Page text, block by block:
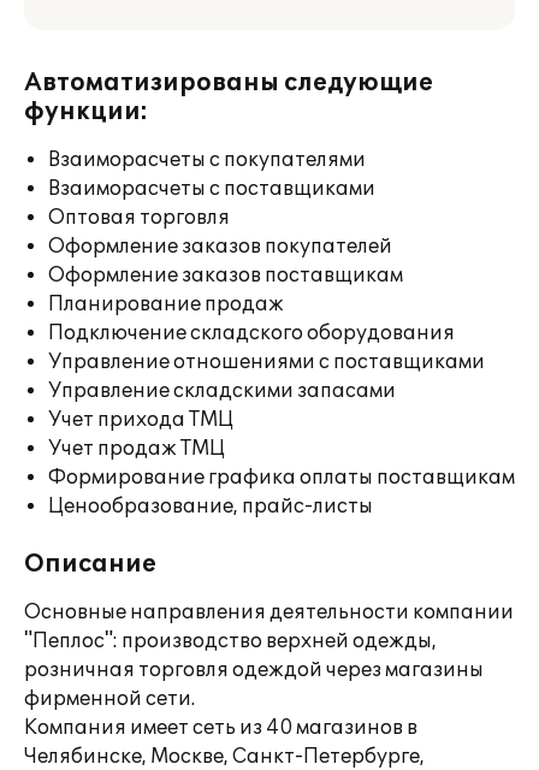
Автоматизированы следующие
функции:
Взаиморасчеты с покупателями
Взаиморасчеты с поставщиками
Оптовая торговля
Оформление заказов покупателей
Оформление заказов поставщикам
Планирование продаж
Подключение складского оборудования
Управление отношениями с поставщиками
Управление складскими запасами
Учет прихода ТМЦ
Учет продаж ТМЦ
Формирование графика оплаты поставщикам
Ценообразование, прайс-листы
Описание
Основные направления деятельности компании
"Пеплос": производство верхней одежды,
розничная торговля одеждой через магазины
фирменной сети.
Компания имеет сеть из 40 магазинов в
Челябинске, Москве, Санкт-Петербурге,